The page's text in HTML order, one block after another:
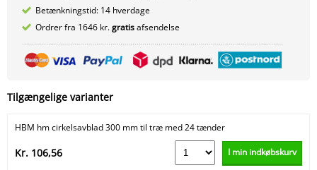
Betænkningstid: 14 hverdage
Ordrer fra 1646 kr.gratisafsendelse
Tilgængelige varianter
HBM hm cirkelsavblad 300 mm til træ med 24 tænder
Kr. 106,56 I min indkøbskurv